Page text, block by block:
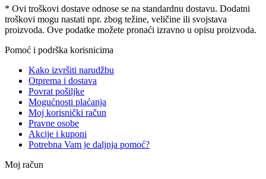
* Ovi troškovi dostave odnose se na standardnu ​​dostavu. Dodatni
troškovi mogu nastati npr. zbog težine, veličine ili svojstava
proizvoda. Ove podatke možete pronaći izravno u opisu proizvoda.
Pomoć i podrška korisnicima
Kako izvršiti narudžbu
Otprema i dostava
Povrat pošiljke
Mogućnosti plaćanja
Moj korisnički račun
Pravne osobe
Akcije i kuponi
Potrebna Vam je daljnja pomoć?
Moj račun